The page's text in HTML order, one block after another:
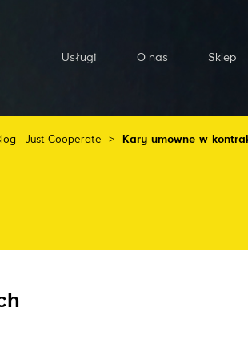
Usługi O nas Sklep
- Just Cooperate > Kary umowne w